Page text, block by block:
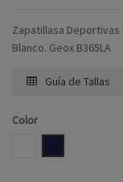
Zapatillasa Deportivas
Blanco. Geox B365LA
Guía de Tallas
Color